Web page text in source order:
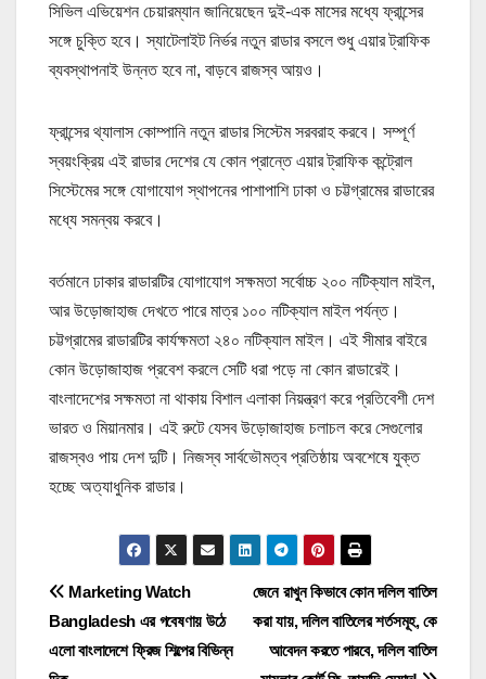
সিভিল এভিয়েশন চেয়ারম্যান জানিয়েছেন দুই-এক মাসের মধ্যে ফ্রান্সের
সঙ্গে চুক্তি হবে। স্যাটেলাইট নির্ভর নতুন রাডার বসলে শুধু এয়ার ট্রাফিক
ব্যবস্থাপনাই উন্নত হবে না, বাড়বে রাজস্ব আয়ও।
ফ্রান্সের থ্যালাস কোম্পানি নতুন রাডার সিস্টেম সরবরাহ করবে। সম্পূর্ণ
স্বয়ংক্রিয় এই রাডার দেশের যে কোন প্রান্তে এয়ার ট্রাফিক কন্ট্রোল
সিস্টেমের সঙ্গে যোগাযোগ স্থাপনের পাশাপাশি ঢাকা ও চট্টগ্রামের রাডারের
মধ্যে সমন্বয় করবে।
বর্তমানে ঢাকার রাডারটির যোগাযোগ সক্ষমতা সর্বোচ্চ ২০০ নটিক্যাল মাইল,
আর উড়োজাহাজ দেখতে পারে মাত্র ১০০ নটিক্যাল মাইল পর্যন্ত।
চট্টগ্রামের রাডারটির কার্যক্ষমতা ২৪০ নটিক্যাল মাইল। এই সীমার বাইরে
কোন উড়োজাহাজ প্রবেশ করলে সেটি ধরা পড়ে না কোন রাডারেই।
বাংলাদেশের সক্ষমতা না থাকায় বিশাল এলাকা নিয়ন্ত্রণ করে প্রতিবেশী দেশ
ভারত ও মিয়ানমার। এই রুটে যেসব উড়োজাহাজ চলাচল করে সেগুলোর
রাজস্বও পায় দেশ দুটি। নিজস্ব সার্বভৌমত্ব প্রতিষ্ঠায় অবশেষে যুক্ত
হচ্ছে অত্যাধুনিক রাডার।
P
o
জেনে রাখুন কিভাবে কোন দলিল বাতিল
করা যায়, দলিল বাতিলের শর্তসমূহ, কে
আবেদন করতে পারবে, দলিল বাতিল
Marketing Watch
Bangladesh এর গবেষণায় উঠে
এলো বাংলাদেশে ফ্রিজ শিল্পের বিভিন্ন